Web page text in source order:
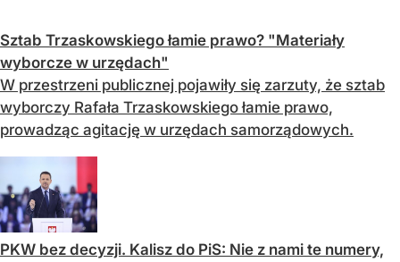
Sztab Trzaskowskiego łamie prawo? "Materiały
wyborcze w urzędach"
W przestrzeni publicznej pojawiły się zarzuty, że sztab
wyborczy Rafała Trzaskowskiego łamie prawo,
prowadząc agitację w urzędach samorządowych.
PKW bez decyzji. Kalisz do PiS: Nie z nami te numery,